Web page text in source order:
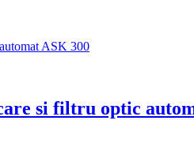
si filtru optic